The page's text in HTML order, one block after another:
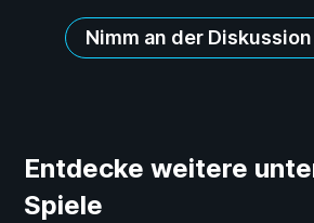
Nimm an der
Entdecke weitere
Spiele